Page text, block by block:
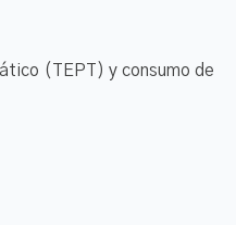
(TEPT) y consumo de